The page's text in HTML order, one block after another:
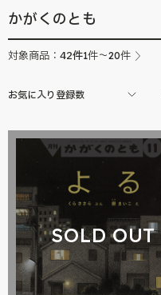
かがくのとも
対象商品： 42件1件～20件
お気に入り登録数
SOLD OUT